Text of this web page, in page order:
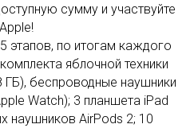
сумму и участвуйте
этапов, по итогам каждого
яблочной техники
ГБ), беспроводные наушники
Watch); 3 планшета iPad
наушников AirPods 2; 10